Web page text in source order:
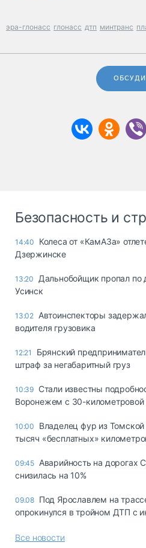
эра-глонасс глонасс дтп минтранс
Безопасность и
14:40
Колеса от «КамАЗа»
Дзержинске
13:20
Дальнобойщик пропал по
Усинск
13:02 Автоинспекторы
водителя грузовика
12:21
Брянский
штраф за негабаритный груз
10:39 Стали известны
Воронежем с 30-километровой
10:00
Владелец фур из Томской
тысяч «бесплатных»
09:45 Аварийность на дорогах
снизилась на 10%
09.08 Под Ярославлем на
опрокинулся в тройном ДТП с
Все новости